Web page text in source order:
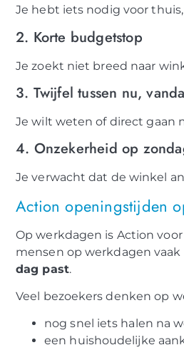
Je hebt iets nodig voor
2. Korte budgetstop
Je zoekt niet breed naar
3. Twijfel tussen nu,
Je wilt weten of direct gaan
4. Onzekerheid op
Je verwacht dat de winkel
Action openingstijden
Op werkdagen is Action
mensen op werkdagen
dag past.
Veel bezoekers denken op
nog snel iets halen na
een huishoudelijke